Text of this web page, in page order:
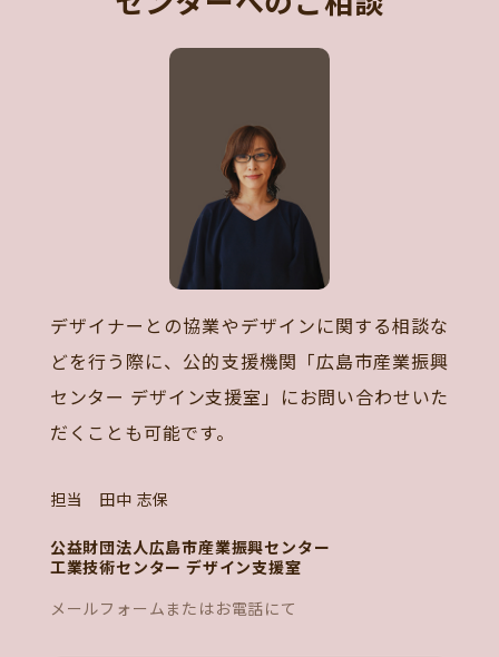
デザイナーとの協業やデザインに関する相談な
どを行う際に、公的支援機関「広島市産業振興
センター デザイン支援室」にお問い合わせいた
だくことも可能です。
担当 田中 志保
公益財団法人広島市産業振興センター
工業技術センター デザイン支援室
メールフォームまたはお電話にて